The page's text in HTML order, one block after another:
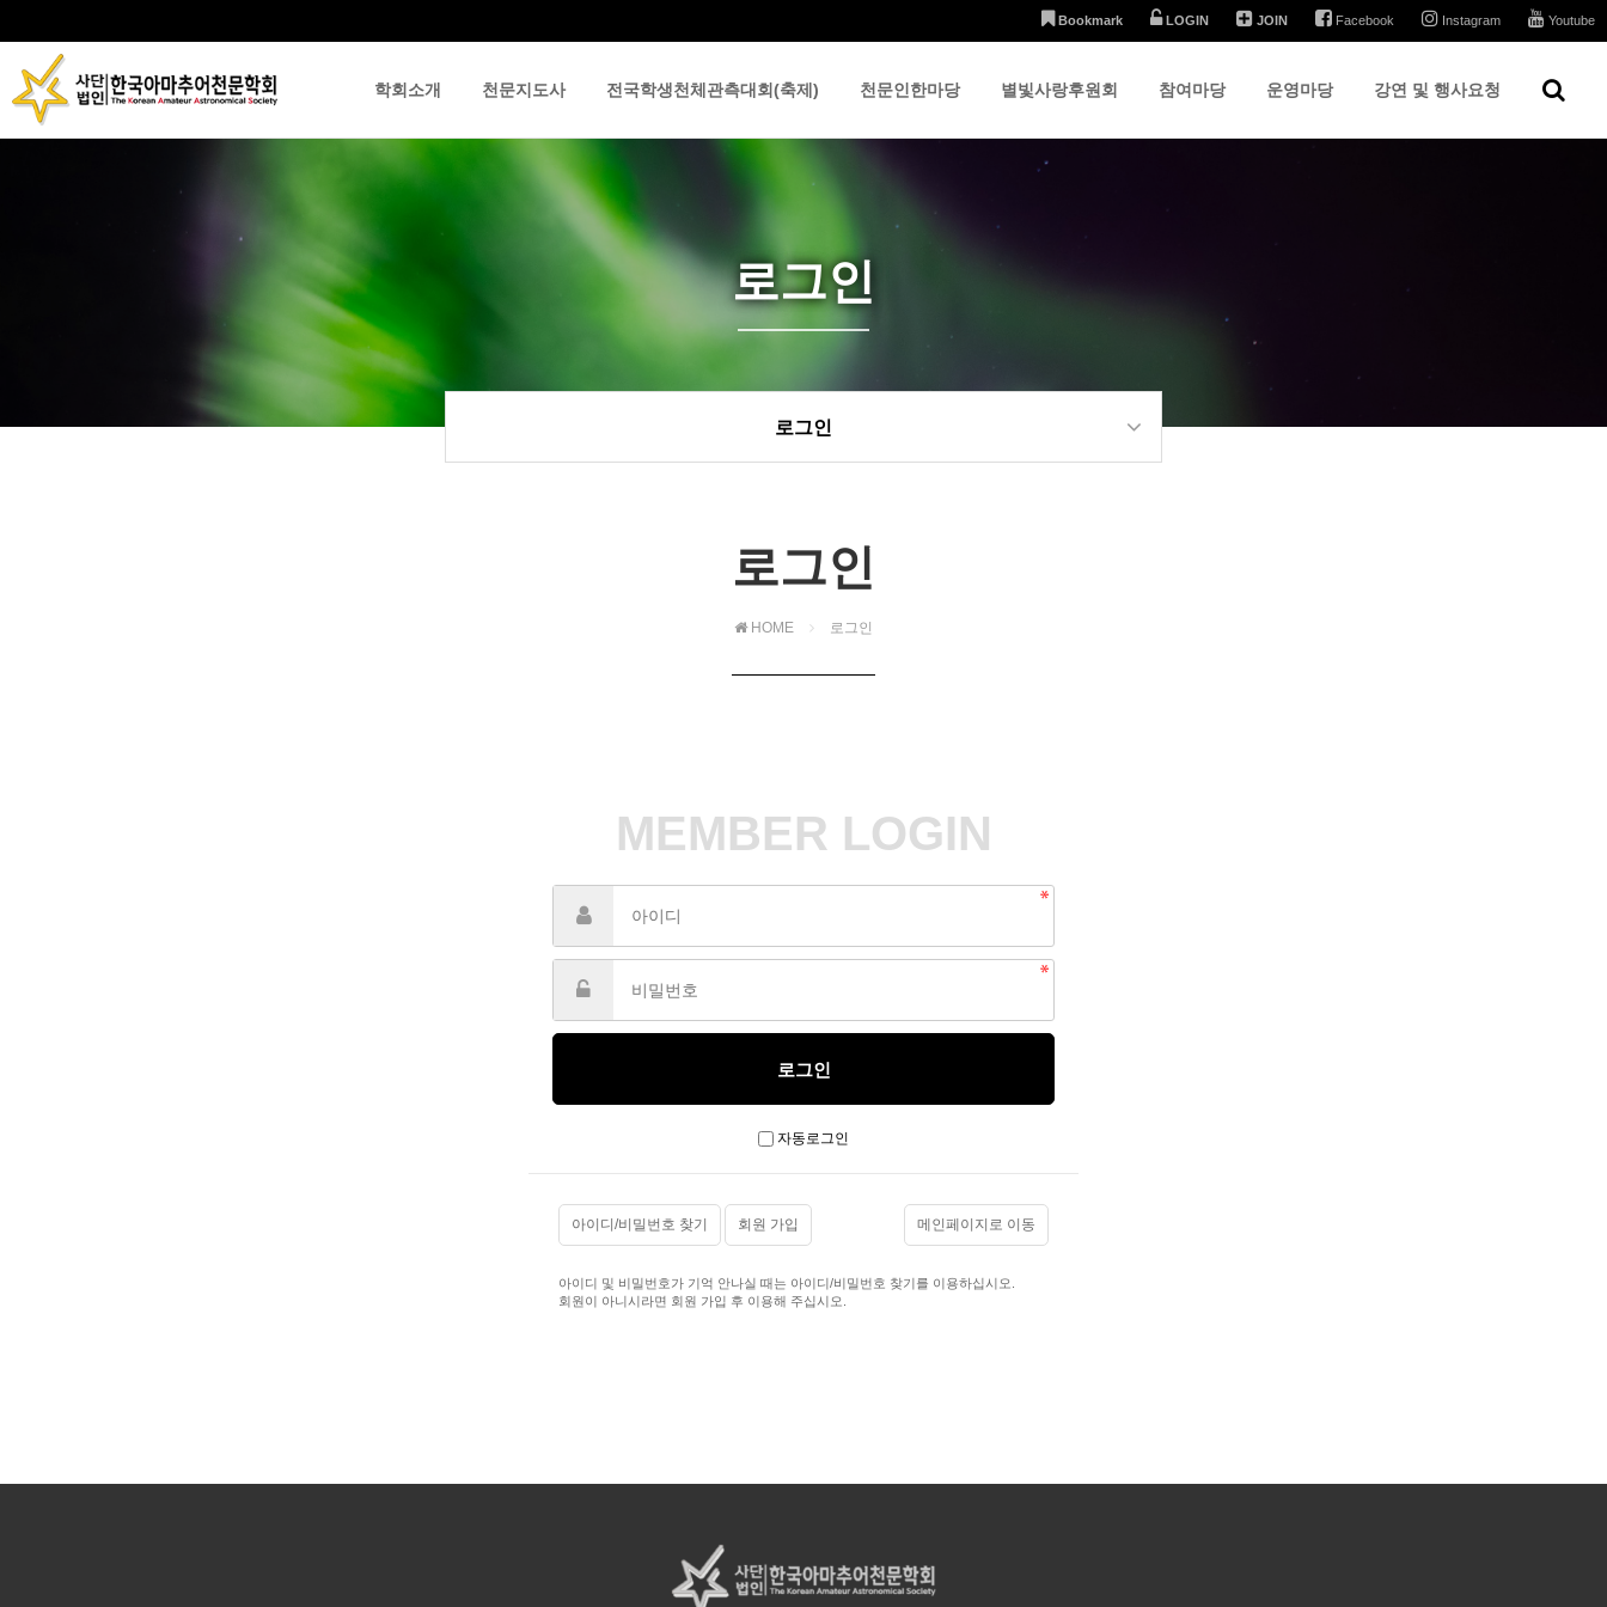
Bookmark LOGIN JOIN Facebook Instagram Youtube
학회소개 천문지도사 전국학생천체관측대회(축제) 천문인한마당 별빛사랑후원회 참여마당
하위분류
운영마당
하위분류
강연 및 행사요청
로그인
로그인
로그인
HOME 로그인
MEMBER LOGIN
자동로그인
아이디/비밀번호 찾기 회원 가입 메인페이지로 이동
아이디 및 비밀번호가 기억 안나실 때는 아이디/비밀번호 찾기를 이용하십시오.
회원이 아니시라면 회원 가입 후 이용해 주십시오.